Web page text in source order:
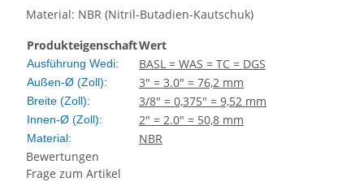
Material: NBR (Nitril-Butadien-Kautschuk)
ProdukteigenschaftWert
Ausführung Wedi: BASL = WAS = TC = DGS
Außen-Ø (Zoll): 3" = 3.0" = 76,2 mm
Breite (Zoll): 3/8" = 0,375" = 9,52 mm
Innen-Ø (Zoll): 2" = 2.0" = 50,8 mm
Material:
NBR
Bewertungen
Frage zum Artikel